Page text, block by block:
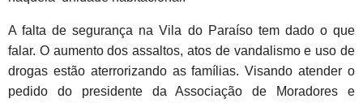
A falta de segurança na Vila do Paraíso tem dado o que
falar. O aumento dos assaltos, atos de vandalismo e uso de
drogas estão aterrorizando as famílias. Visando atender o
pedido do presidente da Associação de Moradores e